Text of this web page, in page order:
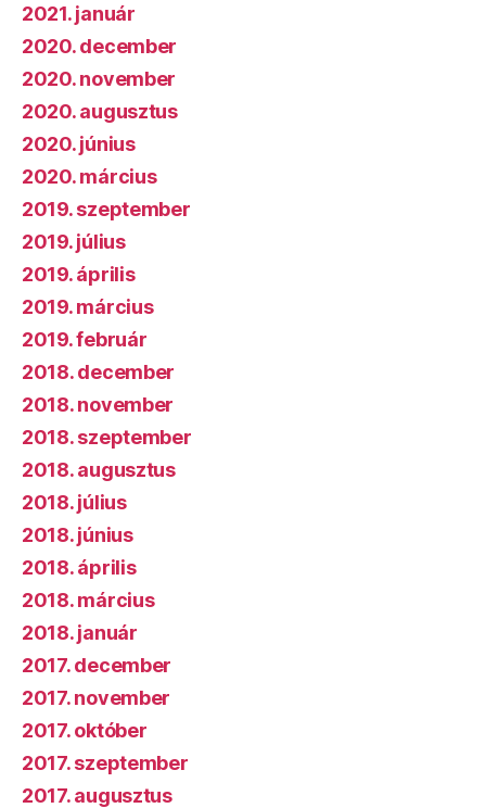
2021. január
2020. december
2020. november
2020. augusztus
2020. június
2020. március
2019. szeptember
2019. július
2019. április
2019. március
2019. február
2018. december
2018. november
2018. szeptember
2018. augusztus
2018. július
2018. június
2018. április
2018. március
2018. január
2017. december
2017. november
2017. október
2017. szeptember
2017. augusztus